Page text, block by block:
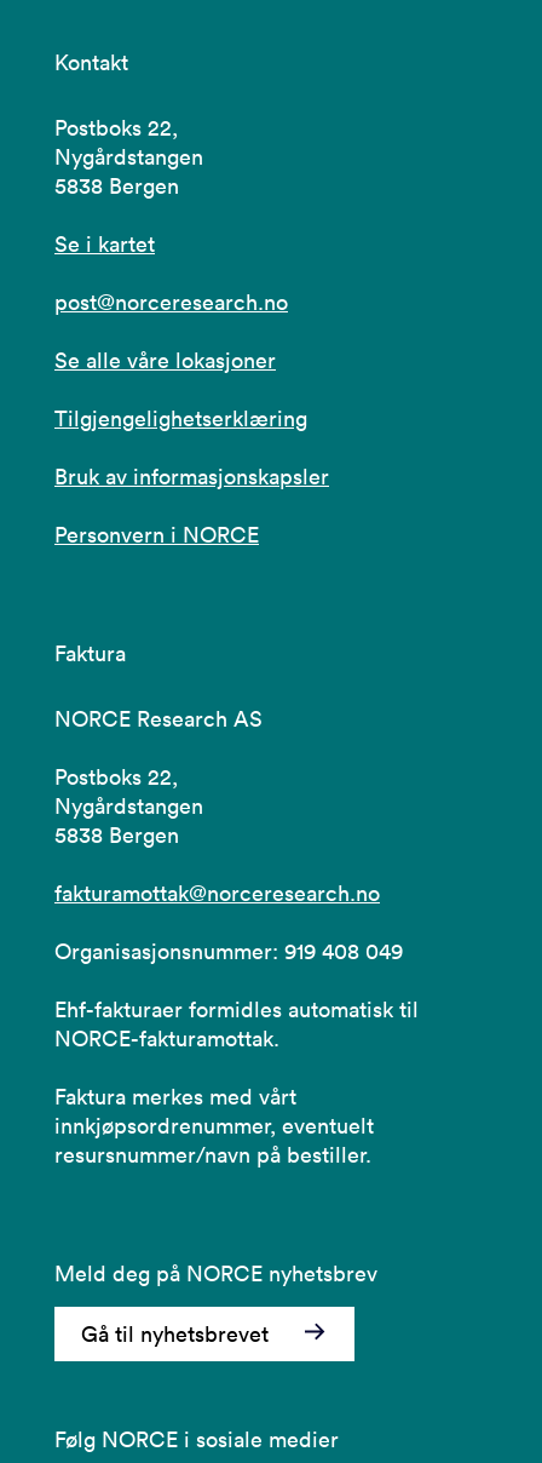
Kontakt
Postboks 22,
Nygårdstangen
5838 Bergen
Se i kartet
post@norceresearch.no
Se alle våre lokasjoner
Tilgjengelighetserklæring
Bruk av informasjonskapsler
Personvern i NORCE
Faktura
NORCE Research AS
Postboks 22,
Nygårdstangen
5838 Bergen
fakturamottak@norceresearch.no
Organisasjonsnummer: 919 408 049
Ehf-fakturaer formidles automatisk til
NORCE-fakturamottak.
Faktura merkes med vårt
innkjøpsordrenummer, eventuelt
resursnummer/navn på bestiller.
Meld deg på NORCE nyhetsbrev
Gå til nyhetsbrevet
Følg NORCE i sosiale medier